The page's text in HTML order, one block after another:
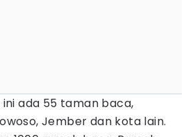
ini ada 55 taman baca,
Jember dan kota lain.